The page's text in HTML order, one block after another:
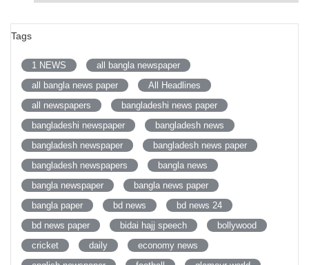
Tags
1 NEWS
all bangla newspaper
all bangla news paper
All Headlines
all newspapers
bangladeshi news paper
bangladeshi newspaper
bangladesh news
bangladesh newspaper
bangladesh news paper
bangladesh newspapers
bangla news
bangla newspaper
bangla news paper
bangla paper
bd news
bd news 24
bd news paper
bidai hajj speech
bollywood
cricket
daily
economy news